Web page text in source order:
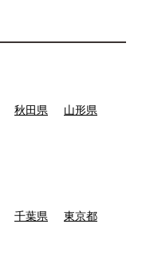
秋田県 山形県
千葉県 東京都